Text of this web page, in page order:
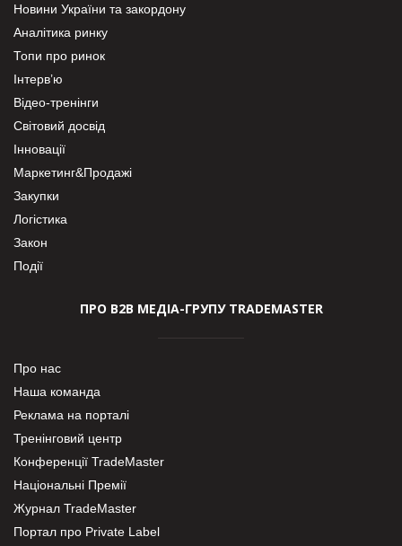
Новини України та закордону
Аналітика ринку
Топи про ринок
Інтерв’ю
Відео-тренінги
Світовий досвід
Інновації
Маркетинг&Продажі
Закупки
Логістика
Закон
Події
ПРО В2В МЕДІА-ГРУПУ TRADEMASTER
Про нас
Наша команда
Реклама на порталі
Тренінговий центр
Конференції TradeMaster
Національні Премії
Журнал TradeMaster
Портал про Private Label